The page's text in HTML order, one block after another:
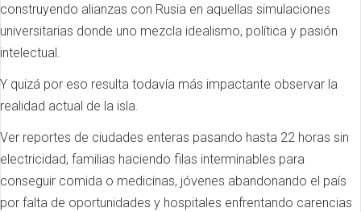
construyendo alianzas con Rusia en aquellas simulaciones
universitarias donde uno mezcla idealismo, política y pasión
intelectual.
Y quizá por eso resulta todavía más impactante observar la
realidad actual de la isla.
Ver reportes de ciudades enteras pasando hasta 22 horas sin
electricidad, familias haciendo filas interminables para
conseguir comida o medicinas, jóvenes abandonando el país
por falta de oportunidades y hospitales enfrentando carencias